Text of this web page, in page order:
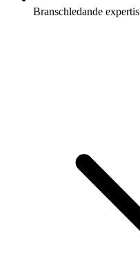
Branschledande expertis